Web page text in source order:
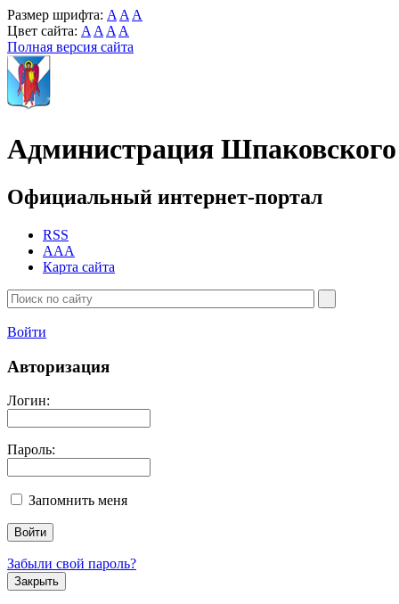
Размер шрифта: A A A
Цвет сайта: A A A A
Полная версия сайта
Администрация
Официальный интернет-портал
RSS
AAA
Карта сайта
Войти
Авторизация
Логин:
Пароль:
Запомнить меня
Забыли свой пароль?
Закрыть